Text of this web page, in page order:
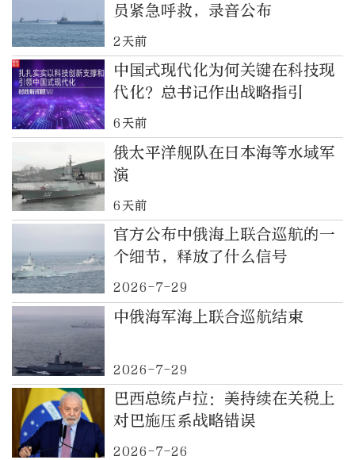
员紧急呼救，录音公布
2天前
中国式现代化为何关键在科技现
代化？总书记作出战略指引
6天前
俄太平洋舰队在日本海等水域军
演
6天前
官方公布中俄海上联合巡航的一
个细节，释放了什么信号
2026-7-29
中俄海军海上联合巡航结束
2026-7-29
巴西总统卢拉：美持续在关税上
对巴施压系战略错误
2026-7-26